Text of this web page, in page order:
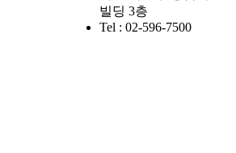
빌딩 3층
Tel : 02-596-7500